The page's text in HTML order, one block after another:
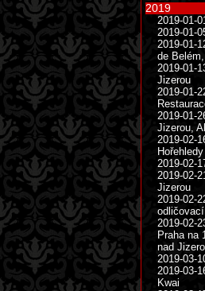
2019
2019-01-
2019-01-
2019-01-
de
2019-01-
Jizerou
2019-01-
2019-01-
Jizerou,
2019-02-
Hořehledy
2019-02-
2019-02-
Jizerou
2019-02-
2019-02-
Praha na
nad
2019-03-
2019-03-
Kwai